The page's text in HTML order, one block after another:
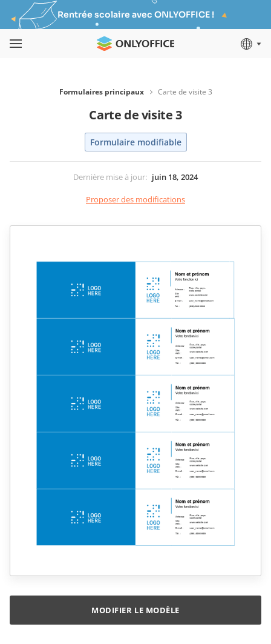
Rentrée scolaire avec ONLYOFFICE !
Formulaires principaux Carte de visite 3
Carte de visite 3
Formulaire modifiable
Dernière mise à jour: juin 18, 2024
Proposer des modifications
MODIFIER LE MODÈLE